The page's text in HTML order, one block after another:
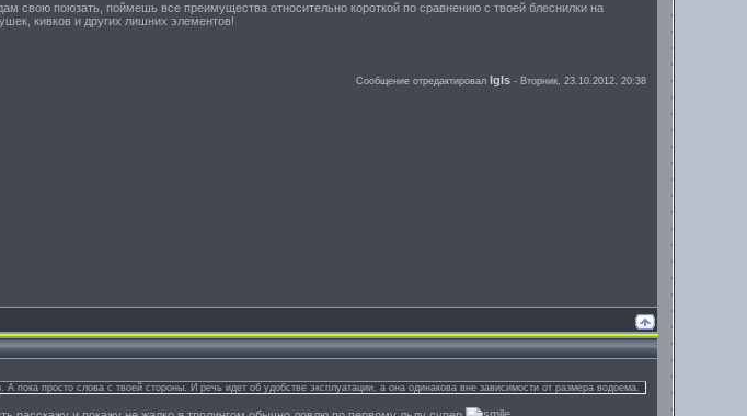
свою поюзать, поймешь все преимущества относительно короткой по сравнению с твоей блеснилки на
кивков и других лишних элементов!
Сообщение отредактировал Igls - Вторник, 23.10.2012, 20:38
пока просто слова с твоей стороны. И речь идет об удобстве эксплуатации, а она одинакова вне зависимости от размера водоема.